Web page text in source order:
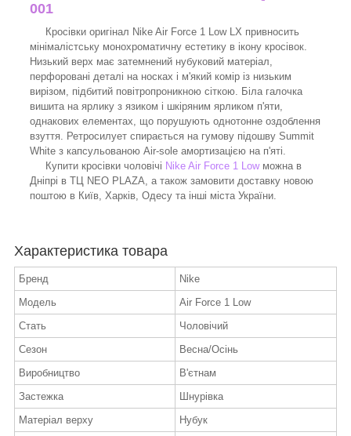
001
Кросівки оригінал Nike Air Force 1 Low LX привносить
мінімалістську монохроматичну естетику в ікону кросівок.
Низький верх має затемнений нубуковий матеріал,
перфоровані деталі на носках і м'який комір із низьким
вирізом, підбитий повітропроникною сіткою. Біла галочка
вишита на ярлику з язиком і шкіряним ярликом п'яти,
однакових елементах, що порушують однотонне оздоблення
взуття. Ретросилует спирається на гумову підошву Summit
White з капсульованою Air-sole амортизацією на п'яті.
Купити кросівки чоловічі Nike Air Force 1 Lowможна в
Дніпрі в ТЦ NEO PLAZA, а також замовити доставку новою
поштою в Київ, Харків, Одесу та інші міста України.
Характеристика товара
Бренд
Nike
Модель
Air Force 1 Low
Стать
Чоловічий
Сезон
Весна/Осінь
Виробництво
В'єтнам
Застежка
Шнурівка
Матеріал верху
Нубук